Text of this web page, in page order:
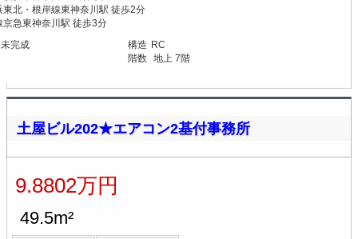
東北・根岸線東神奈川駅 徒歩2分
京急東神奈川駅 徒歩3分
完成
構造 RC
階数 地上 7階
土屋ビル202★エアコン2基付事務所
9.8802万円
49.5m²